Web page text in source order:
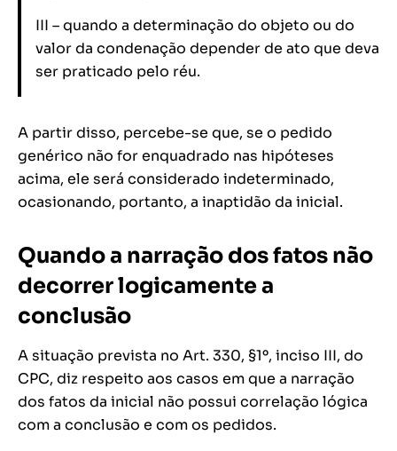
III – quando a determinação do objeto ou do
valor da condenação depender de ato que deva
ser praticado pelo réu.
A partir disso, percebe-se que, se o pedido
genérico não for enquadrado nas hipóteses
acima, ele será considerado indeterminado,
ocasionando, portanto, a inaptidão da inicial.
Quando a narração dos fatos não
decorrer logicamente a
conclusão
A situação prevista no Art. 330, §1º, inciso III, do
CPC, diz respeito aos casos em que a narração
dos fatos da inicial não possui correlação lógica
com a conclusão e com os pedidos.